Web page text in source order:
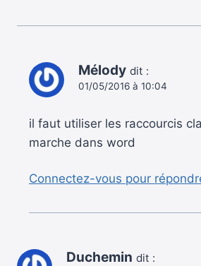
Mélody dit :
01/05/2016 à 10:04
il faut utiliser les raccourcis
marche dans word
Connectez-vous pour
Duchemin dit :